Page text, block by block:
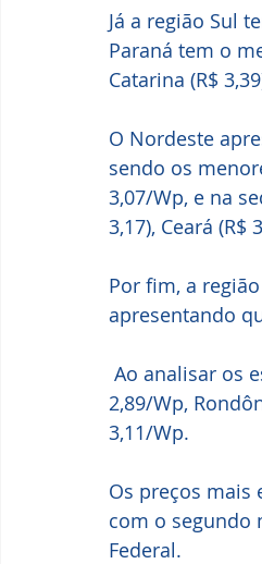
Já a região Sul
Paraná tem o
Catarina (R$
O Nordeste
sendo os
3,07/Wp, e na
3,17), Ceará (R$
Por fim, a
apresentando
2,89/Wp,
3,11/Wp.
Os preços mais
com o segundo
Federal.